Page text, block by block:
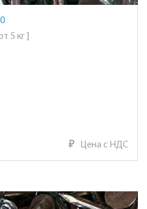
5 кг ]
₽ Цена с НДС